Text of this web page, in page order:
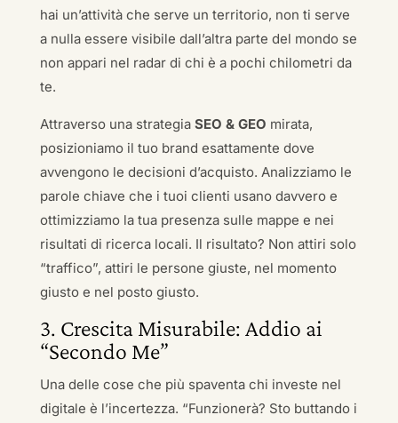
hai un’attività che serve un territorio, non ti serve
a nulla essere visibile dall’altra parte del mondo se
non appari nel radar di chi è a pochi chilometri da
te.
Attraverso una strategia SEO & GEO mirata,
posizioniamo il tuo brand esattamente dove
avvengono le decisioni d’acquisto. Analizziamo le
parole chiave che i tuoi clienti usano davvero e
ottimizziamo la tua presenza sulle mappe e nei
risultati di ricerca locali. Il risultato? Non attiri solo
“traffico”, attiri le persone giuste, nel momento
giusto e nel posto giusto.
3. Crescita Misurabile: Addio ai
“Secondo Me”
Una delle cose che più spaventa chi investe nel
digitale è l’incertezza. “Funzionerà? Sto buttando i